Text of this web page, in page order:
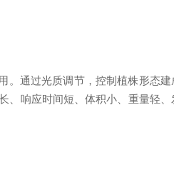
。通过光质调节，控制植株形态建
、响应时间短、体积小、重量轻、